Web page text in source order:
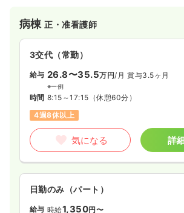
病棟正・准看護師
3交代（常勤）
給与 26.8〜35.5万円/月 賞与3.5ヶ月
※一例
時間 8:15～17:15 （休憩60分）
4週8休以上
気になる 詳
日勤のみ（パート）
給与 時給1,350円〜